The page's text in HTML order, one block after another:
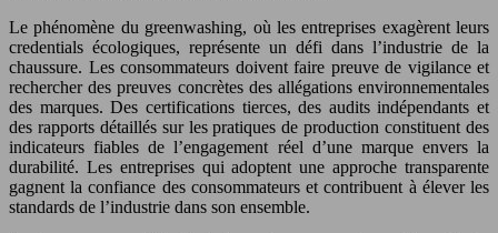
Le phénomène du greenwashing, où les entreprises exagèrent leurs
credentials écologiques, représente un défi dans l’industrie de la
chaussure. Les consommateurs doivent faire preuve de vigilance et
rechercher des preuves concrètes des allégations environnementales
des marques. Des certifications tierces, des audits indépendants et
des rapports détaillés sur les pratiques de production constituent des
indicateurs fiables de l’engagement réel d’une marque envers la
durabilité. Les entreprises qui adoptent une approche transparente
gagnent la confiance des consommateurs et contribuent à élever les
standards de l’industrie dans son ensemble.